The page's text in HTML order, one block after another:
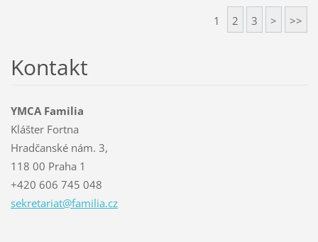
1 2 3 > >>
Kontakt
YMCA Familia
Klášter Fortna
Hradčanské nám. 3,
118 00 Praha 1
+420 606 745 048
sekretariat@familia.cz